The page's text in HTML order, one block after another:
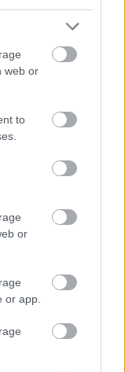
web or
to
or
or app.
και σνακ
της ημέρας, ενώ
χρώματα
cocktails.
τότε το